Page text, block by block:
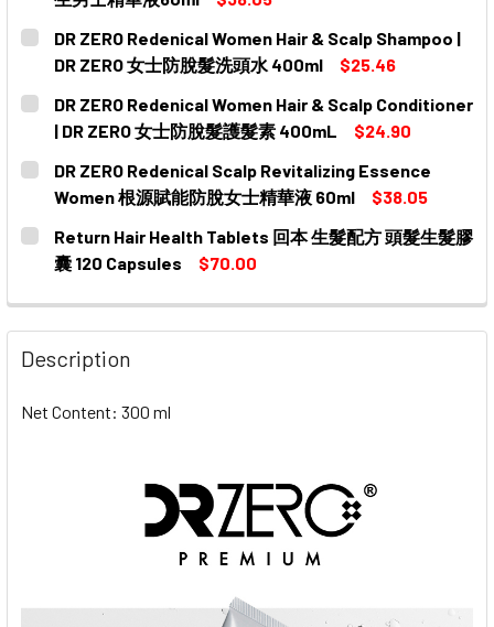
CURRENT
STOCK:
QUANTITY:
DR ZERO Redenical Women Hair & Scalp Shampoo |
DR ZERO 女士防脫髮洗頭水 400ml
$25.46
CURRENT
STOCK:
QUANTITY:
DECREASE QUANTITY OF DR ZERO REDENICAL WOMEN
INCREASE QUANTITY OF DR ZERO REDENICAL
DR ZERO Redenical Women Hair & Scalp Conditioner
| DR ZERO 女士防脫髮護髮素 400mL
$24.90
CURRENT
STOCK:
QUANTITY:
DECREASE QUANTITY OF DR ZERO REDENICAL WOMEN
INCREASE QUANTITY OF DR ZERO REDENICAL
DR ZERO Redenical Scalp Revitalizing Essence
Women 根源賦能防脫女士精華液 60ml
$38.05
CURRENT
STOCK:
QUANTITY:
DECREASE QUANTITY OF DR ZERO REDENICAL SCALP
INCREASE QUANTITY OF DR ZERO
Return Hair Health Tablets 回本 生髮配方 頭髮生髮膠
囊 120 Capsules
$70.00
DECREASE QUANTITY OF RETURN HAIR HEALTH
INCREASE QUANTITY OF RETURN HAIR
Description
Net Content: 300 ml